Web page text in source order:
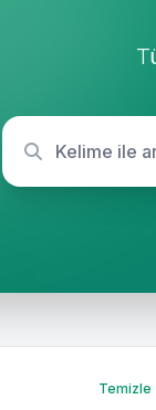
Temizle